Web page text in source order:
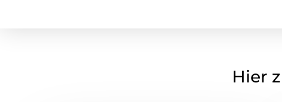
Hier